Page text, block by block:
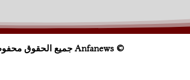
© Anfanews جميع الحقوق محفوظة لموقع